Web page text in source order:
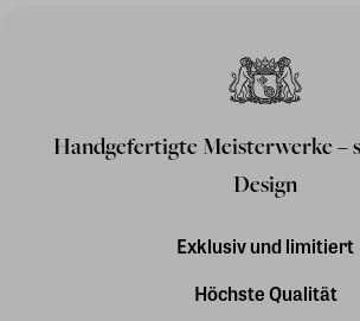
Handgefertigte Meisterwerke –
Design
Exklusiv und limitiert
Höchste Qualität